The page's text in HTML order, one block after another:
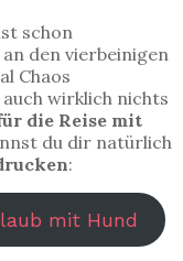
schon
den vierbeinigen
Chaos
wirklich nichts
die Reise mit
du dir natürlich
:
mit Hund